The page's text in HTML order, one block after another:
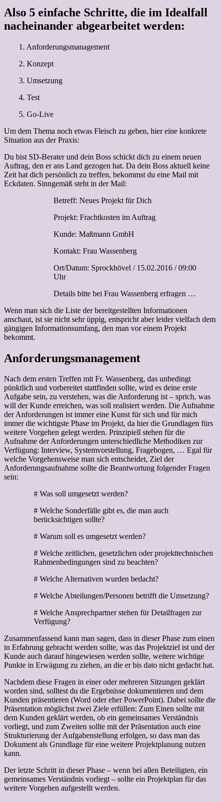
Also 5 einfache Schritte, die im Idealfall
nacheinander abgearbeitet werden:
1. Anforderungsmanagement
2. Konzept
3. Umsetzung
4. Test
5. Go-Live
Um dem Thema noch etwas Fleisch zu geben, hier eine konkrete
Situation aus der Praxis:
Du bist SD-Berater und dein Boss schickt dich zu einem neuen
Auftrag, den er ans Land gezogen hat. Da dein Boss aktuell keine
Zeit hat dich persönlich zu treffen, bekommst du eine Mail mit
Eckdaten. Sinngemäß steht in der Mail:
Betreff: Neues Projekt für Dich
Projekt: Frachtkosten im Auftrag
Kunde: Maßmann GmbH
Kontakt: Frau Wassenberg
Ort/Datum: Sprockhövel / 15.02.2016 / 09:00
Uhr
Details bitte bei Frau Wassenberg erfragen …
Wenn man sich die Liste der bereitgestellten Informationen
anschaut, ist sie nicht sehr üppig, entspricht aber leider vielfach dem
gängigen Informationsumfang, den man vor einem Projekt
bekommt.
Anforderungsmanagement
Nach dem ersten Treffen mit Fr. Wassenberg, das unbedingt
pünktlich und vorbereitet stattfinden sollte, wird es deine erste
Aufgabe sein, zu verstehen, was die Anforderung ist – sprich, was
will der Kunde erreichen, was soll realisiert werden. Die Aufnahme
der Anforderungen ist immer eine Kunst für sich und für mich
immer die wichtigste Phase im Projekt, da hier die Grundlagen fürs
weitere Vorgehen gelegt werden. Prinzipiell stehen für die
Aufnahme der Anforderungen unterschiedliche Methodiken zur
Verfügung: Interview, Systemvorstellung, Fragebogen, … Egal für
welche Vorgehensweise man sich entscheidet, Ziel der
Anforderungsaufnahme sollte die Beantwortung folgender Fragen
sein:
# Was soll umgesetzt werden?
# Welche Sonderfälle gibt es, die man auch
berücksichtigen sollte?
# Warum soll es umgesetzt werden?
# Welche zeitlichen, gesetzlichen oder projekttechnischen
Rahmenbedingungen sind zu beachten?
# Welche Alternativen wurden bedacht?
# Welche Abteilungen/Personen betrifft die Umsetzung?
# Welche Ansprechpartner stehen für Detailfragen zur
Verfügung?
Zusammenfassend kann man sagen, dass in dieser Phase zum einen
in Erfahrung gebracht werden sollte, was das Projektziel ist und der
Kunde auch darauf hingewiesen werden sollte, weitere wichtige
Punkte in Erwägung zu ziehen, an die er bis dato nicht gedacht hat.
Nachdem diese Fragen in einer oder mehreren Sitzungen geklärt
worden sind, solltest du die Ergebnisse dokumentieren und dem
Kunden präsentieren (Word oder eher PowerPoint). Dabei sollte die
Präsentation möglichst zwei Ziele erfüllen: Zum Einen sollte mit
dem Kunden geklärt werden, ob ein gemeinsames Verständnis
vorliegt, und zum Zweiten sollte mit der Präsentation auch eine
Strukturierung der Aufgabenstellung erfolgen, so dass man das
Dokument als Grundlage für eine weitere Projektplanung nutzen
kann.
Der letzte Schritt in dieser Phase – wenn bei allen Beteiligten, ein
gemeinsames Verständnis vorliegt – sollte ein Projektplan für das
weitere Vorgehen aufgestellt werden.